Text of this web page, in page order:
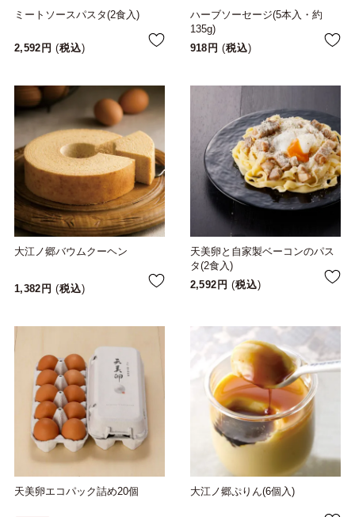
ミートソースパスタ(2食入)
2,592 税込
ハーブソーセージ(5本入・約
135g)
918
税込
大江ノ郷バウムクーヘン
1,382 税込
天美卵と自家製ベーコンのパス
タ(2食入)
2,592
税込
天美卵エコパック詰め20個 大江ノ郷ぷりん(6個入)